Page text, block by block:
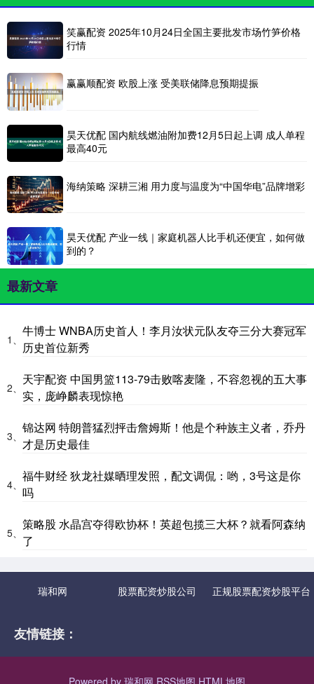
笑赢配资 2025年10月24日全国主要批发市场竹笋价格
行情
赢赢顺配资 欧股上涨 受美联储降息预期提振
昊天优配 国内航线燃油附加费12月5日起上调 成人单程
最高40元
海纳策略 深耕三湘 用力度与温度为“中国华电”品牌增彩
昊天优配 产业一线｜家庭机器人比手机还便宜，如何做
到的？
最新文章
1、
牛博士 WNBA历史首人！李月汝状元队友夺三分大赛冠军
历史首位新秀
2、
天宇配资 中国男篮113-79击败喀麦隆，不容忽视的五大事
实，庞峥麟表现惊艳
3、
锦达网 特朗普猛烈抨击詹姆斯！他是个种族主义者，乔丹
才是历史最佳
4、
福牛财经 狄龙社媒晒理发照，配文调侃：哟，3号这是你
吗
5、
策略股 水晶宫夺得欧协杯！英超包揽三大杯？就看阿森纳
了
瑞和网 股票配资炒股公司 正规股票配资炒股平台
友情链接：
Powered by 瑞和网 RSS地图 HTML地图